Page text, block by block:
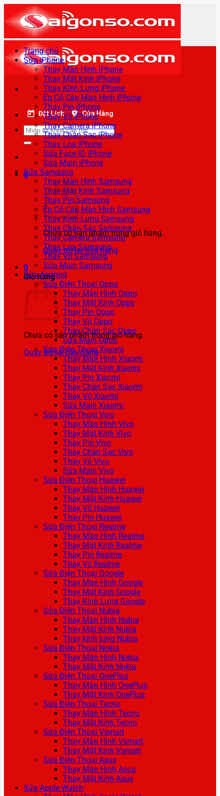
qua
nội
dung
Đặt Lịch Cửa Hàng
Tìm
kiếm:
0
Chưa có sản phẩm trong giỏ hàng.
Quay trở lại cửa hàng
0
Giỏ hàng
Chưa có sản phẩm trong giỏ hàng.
Quay trở lại cửa hàng
Trang chủ
Sửa iPhone
Thay Màn Hình iPhone
Thay Mặt Kính iPhone
Thay Kính Lưng iPhone
Ép Cổ Cáp Màn Hình iPhone
Thay Pin iPhone
Thay Vỏ iPhone
Thay Camera iPhone
Thay Chân Sạc iPhone
Thay Loa iPhone
Sửa Face ID iPhone
Sửa Main iPhone
Sửa Samsung
Thay Màn Hình Samsung
Thay Mặt Kính Samsung
Thay Pin Samsung
Ép Cổ Cáp Màn Hình Samsung
Thay Kính Lưng Samsung
Thay Chân Sạc Samsung
Thay Camera Samsung
Thay Loa Samsung
Thay Vỏ Samsung
Sửa Main Samsung
Sửa Android
Sửa Điện Thoại Oppo
Thay Màn Hình Oppo
Thay Mặt Kính Oppo
Thay Pin Oppo
Thay Vỏ Oppo
Thay Chân Sạc Oppo
Sửa Main Oppo
Sửa Điện Thoại Xiaomi
Thay Màn Hình Xiaomi
Thay Mặt Kính Xiaomi
Thay Pin Xiaomi
Thay Chân Sạc Xiaomi
Thay Vỏ Xiaomi
Sửa Main Xiaomi
Sửa Điện Thoại Vivo
Thay Màn Hình Vivo
Thay Mặt Kính Vivo
Thay Pin Vivo
Thay Chân Sạc Vivo
Thay Vỏ Vivo
Sửa Main Vivo
Sửa Điện Thoại Huawei
Thay Màn Hình Huawei
Thay Mặt Kính Huawei
Thay Vỏ Huawei
Thay Pin Huawei
Sửa Điện Thoại Realme
Thay Màn Hình Realme
Thay Mặt Kính Realme
Thay Pin Realme
Thay Vỏ Realme
Sửa Điện Thoại Google
Thay Màn Hình Google
Thay Mặt Kính Google
Thay Kính Lưng Google
Sửa Điện Thoại Nubia
Thay Màn Hình Nubia
Thay Mặt Kính Nubia
Thay kính lưng Nubia
Sửa Điện Thoại Nokia
Thay Màn Hình Nokia
Thay Mặt Kính Nokia
Sửa Điện Thoại OnePlus
Thay Màn Hình OnePlus
Thay Mặt Kính OnePlus
Sửa Điện Thoại Tecno
Thay Màn Hình Tecno
Thay Mặt Kính Tecno
Sửa Điện Thoại Vsmart
Thay Màn Hình Vsmart
Thay Mặt Kính Vsmart
Sửa Điện Thoại Asus
Thay Màn Hình Asus
Thay Mặt Kính Asus
Sửa Apple Watch